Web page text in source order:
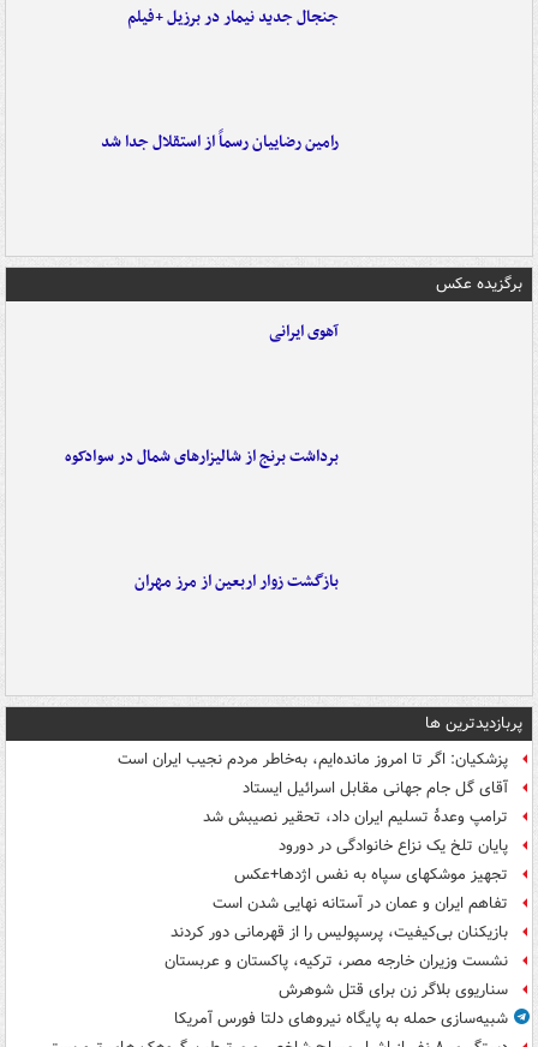
جنجال جدید نیمار در برزیل +فیلم
رامین رضاییان رسماً از استقلال جدا شد
برگزیده عکس
آهوی ایرانی
برداشت برنج از شالیزارهای شمال در سوادکوه
بازگشت زوار اربعین از مرز مهران
پربازدیدترین ها
پزشکیان: اگر تا امروز مانده‌ایم، به‌خاطر مردم نجیب ایران است
آقای گل جام جهانی مقابل اسرائیل ایستاد
ترامپ وعدۀ تسلیم ایران داد، تحقیر نصیبش شد
پایان تلخ یک نزاع خانوادگی در دورود
تجهیز موشکهای سپاه به نفس اژدها+عکس
تفاهم ایران و عمان در آستانه نهایی شدن است
بازیکنان بی‌کیفیت، پرسپولیس را از قهرمانی دور کردند
نشست وزیران خارجه مصر، ترکیه، پاکستان و عربستان
سناریوی بلاگر زن برای قتل شوهرش
شبیه‌سازی حمله به پایگاه نیروهای دلتا فورس آمریکا